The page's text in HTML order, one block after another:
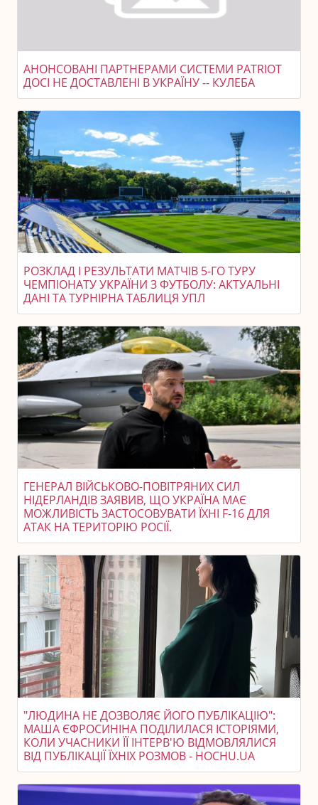
АНОНСОВАНІ ПАРТНЕРАМИ СИСТЕМИ PATRIOT
ДОСІ НЕ ДОСТАВЛЕНІ В УКРАЇНУ -- КУЛЕБА
РОЗКЛАД І РЕЗУЛЬТАТИ МАТЧІВ 5-ГО ТУРУ
ЧЕМПІОНАТУ УКРАЇНИ З ФУТБОЛУ: АКТУАЛЬНІ
ДАНІ ТА ТУРНІРНА ТАБЛИЦЯ УПЛ
ГЕНЕРАЛ ВІЙСЬКОВО-ПОВІТРЯНИХ СИЛ
НІДЕРЛАНДІВ ЗАЯВИВ, ЩО УКРАЇНА МАЄ
МОЖЛИВІСТЬ ЗАСТОСОВУВАТИ ЇХНІ F-16 ДЛЯ
АТАК НА ТЕРИТОРІЮ РОСІЇ.
"ЛЮДИНА НЕ ДОЗВОЛЯЄ ЙОГО ПУБЛІКАЦІЮ":
МАША ЄФРОСИНІНА ПОДІЛИЛАСЯ ІСТОРІЯМИ,
КОЛИ УЧАСНИКИ ЇЇ ІНТЕРВ'Ю ВІДМОВЛЯЛИСЯ
ВІД ПУБЛІКАЦІЇ ЇХНІХ РОЗМОВ - HOCHU.UA